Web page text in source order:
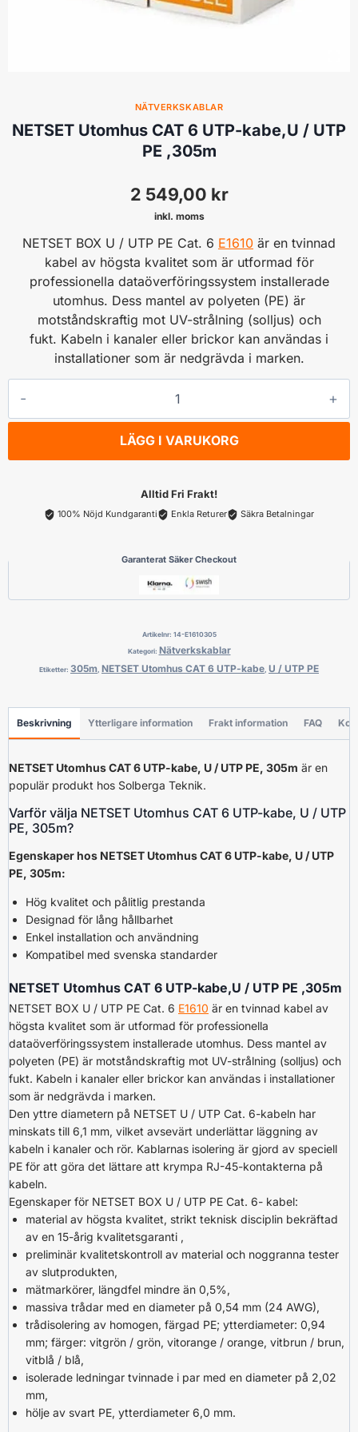
NÄTVERKSKABLAR
NETSET Utomhus CAT 6 UTP-kabe,U / UTP
PE ,305m
2 549,00 kr
inkl. moms
NETSET BOX U / UTP PE Cat. 6 E1610 är en tvinnad
kabel av högsta kvalitet som är utformad för
professionella dataöverföringssystem installerade
utomhus. Dess mantel av polyeten (PE) är
motståndskraftig mot UV-strålning (solljus) och
fukt. Kabeln i kanaler eller brickor kan användas i
installationer som är nedgrävda i marken.
kabe,U
/
PE
,305m
mängd
LÄGG I VARUKORG
Alltid Fri Frakt!
100% Nöjd Kundgaranti Enkla Returer Säkra Betalningar
Garanterat Säker Checkout
Artikelnr: 14-E1610305
Kategori: Nätverkskablar
Etiketter: 305m NETSET Utomhus CAT 6 UTP-kabe U / UTP PE
Beskrivning Ytterligare information Frakt information FAQ
NETSET Utomhus CAT 6 UTP-kabe, U / UTP PE, 305m är en
populär produkt hos Solberga Teknik.
Varför välja NETSET Utomhus CAT 6 UTP-kabe, U / UTP
PE, 305m?
Egenskaper hos NETSET Utomhus CAT 6 UTP-kabe, U / UTP
PE, 305m:
Hög kvalitet och pålitlig prestanda
Designad för lång hållbarhet
Enkel installation och användning
Kompatibel med svenska standarder
NETSET Utomhus CAT 6 UTP-kabe,U / UTP PE ,305m
NETSET BOX U / UTP PE Cat. 6 E1610 är en tvinnad kabel av
högsta kvalitet som är utformad för professionella
dataöverföringssystem installerade utomhus. Dess mantel av
polyeten (PE) är motståndskraftig mot UV-strålning (solljus) och
fukt. Kabeln i kanaler eller brickor kan användas i installationer
som är nedgrävda i marken.
Den yttre diametern på NETSET U / UTP Cat. 6-kabeln har
minskats till 6,1 mm, vilket avsevärt underlättar läggning av
kabeln i kanaler och rör. Kablarnas isolering är gjord av speciell
PE för att göra det lättare att krympa RJ-45-kontakterna på
kabeln.
Egenskaper för NETSET BOX U / UTP PE Cat. 6- kabel:
material av högsta kvalitet, strikt teknisk disciplin bekräftad
av en 15-årig kvalitetsgaranti ,
preliminär kvalitetskontroll av material och noggranna tester
av slutprodukten,
mätmarkörer, längdfel mindre än 0,5%,
massiva trådar med en diameter på 0,54 mm (24 AWG),
trådisolering av homogen, färgad PE; ytterdiameter: 0,94
mm; färger: vitgrön / grön, vitorange / orange, vitbrun / brun,
vitblå / blå,
isolerade ledningar tvinnade i par med en diameter på 2,02
mm,
hölje av svart PE, ytterdiameter 6,0 mm.